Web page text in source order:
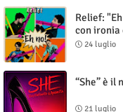
Relief:
con ironia
24 luglio
“She” è il
21 luglio